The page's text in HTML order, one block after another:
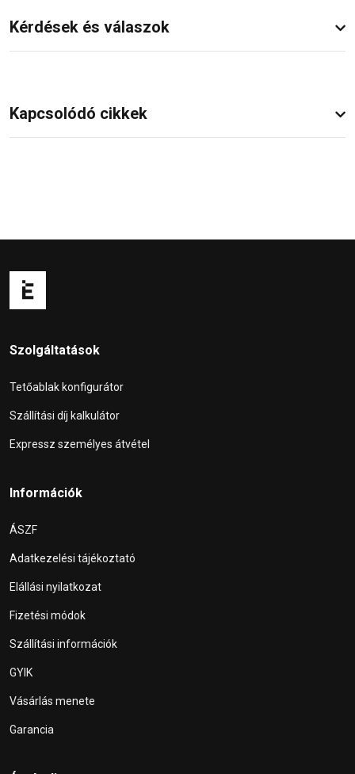
Kérdések és válaszok
Kapcsolódó cikkek
Szolgáltatások
Tetőablak konfigurátor
Szállítási díj kalkulátor
Expressz személyes átvétel
Információk
ÁSZF
Adatkezelési tájékoztató
Elállási nyilatkozat
Fizetési módok
Szállítási információk
GYIK
Vásárlás menete
Garancia